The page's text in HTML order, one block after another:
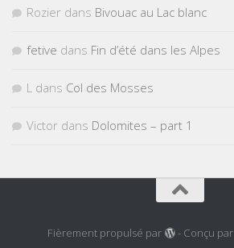
Rozier dans Bivouac au Lac blanc
fetive dans Fin d’été dans les Alpes
L dans Col des Mosses
Victor dans Dolomites – part 1
Fièrement propulsé par - Conçu par